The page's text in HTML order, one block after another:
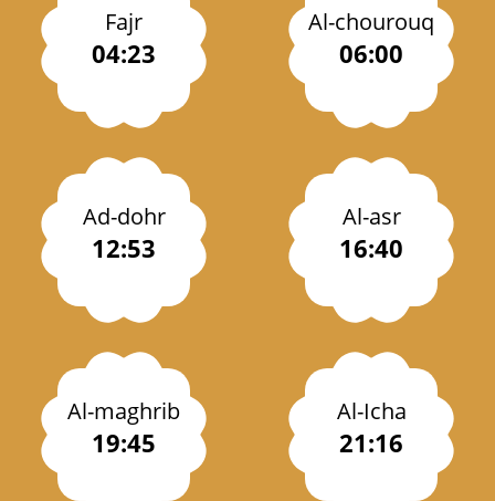
Fajr
04:23
Al-chourouq
06:00
Ad-dohr
12:53
Al-asr
16:40
Al-maghrib
19:45
Al-Icha
21:16